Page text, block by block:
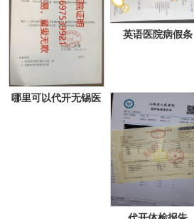
哪里可以代开无锡医
英语医院病假条